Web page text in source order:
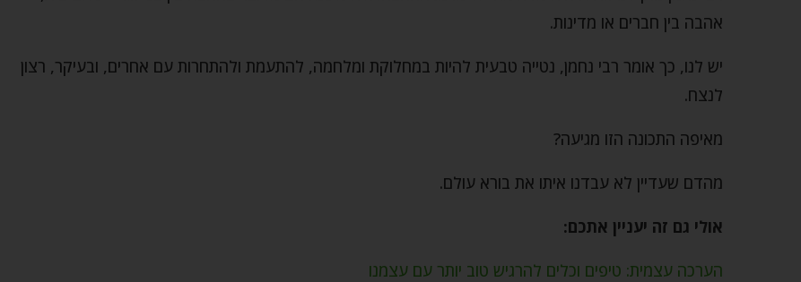
אהבה בין חברים או מדינות.
יש לנו, כך אומר רבי נחמן, נטייה טבעית להיות במחלוקת ומלחמה, להתעמת ולהתחרות עם אחרים, ובעיקר, רצון
לנצח.
מאיפה התכונה הזו מגיעה?
מהדם שעדיין לא עבדנו איתו את בורא עולם.
אולי גם זה יעניין אתכם:
הערכה עצמית: טיפים וכלים להרגיש טוב יותר עם עצמנו